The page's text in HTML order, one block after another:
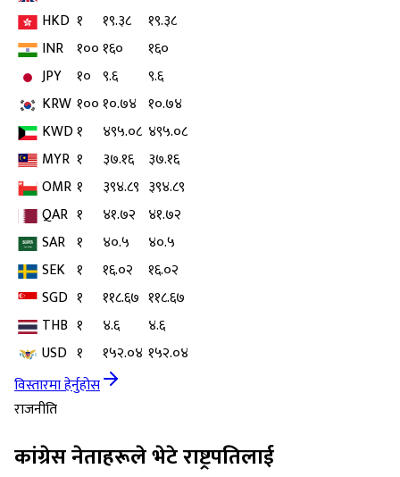
HKD १ १९.३८
१९.३८
INR १००१६०
१६०
JPY
१० ९.६
९.६
KRW १००१०.७४ १०.७४
KWD१ ४९५.०८ ४९५.०८
MYR १ ३७.१६
३७.१६
OMR १ ३९४.८९ ३९४.८९
QAR १ ४१.७२ ४१.७२
SAR १ ४०.५
४०.५
SEK १ १६.०२
१६.०२
SGD १ ११८.६७ ११८.६७
THB १ ४.६
४.६
USD १ १५२.०४ १५२.०४
विस्तारमा हेर्नुहोस
राजनीति
कांग्रेस नेताहरूले भेटे राष्ट्रपतिलाई